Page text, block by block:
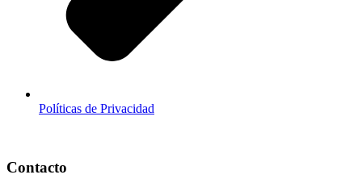
Políticas de Privacidad
Contacto